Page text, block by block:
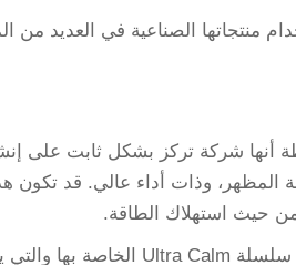
منتجاتها الصناعية في العديد من
أنها شركة تركز بشكل ثابت على
المظهر، وذات أداء عالي. قد تكون
حيث استهلاك الطاقة.